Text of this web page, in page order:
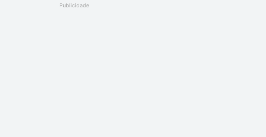
Publicidade